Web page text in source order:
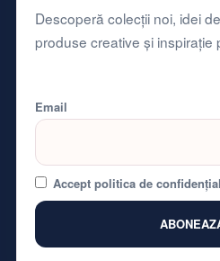
Descoperă colecții noi, idei
produse creative și inspirație
Email
Accept politica de